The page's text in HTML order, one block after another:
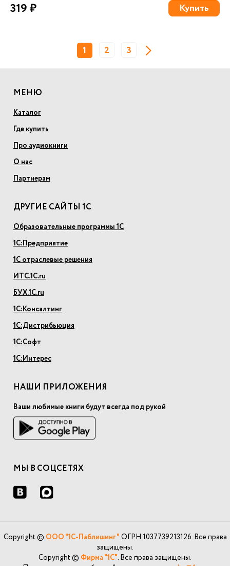
319 ₽ Купить
1 2 3
МЕНЮ
Каталог
Где купить
Про аудиокниги
О нас
Партнерам
ДРУГИЕ САЙТЫ 1С
Образовательные программы 1С
1С:Предприятие
1С отраслевые решения
ИТС.1С.ru
БУХ.1С.ru
1С:Консалтинг
1С:Дистрибьюция
1С:Софт
1С:Интерес
НАШИ ПРИЛОЖЕНИЯ
Ваши любимые книги будут всегда под рукой
МЫ В СОЦСЕТЯХ
Copyright © ООО "1С-Паблишинг" ОГРН 1037739213126. Все права
защищены.
Copyright © Фирма "1С". Все права защищены.